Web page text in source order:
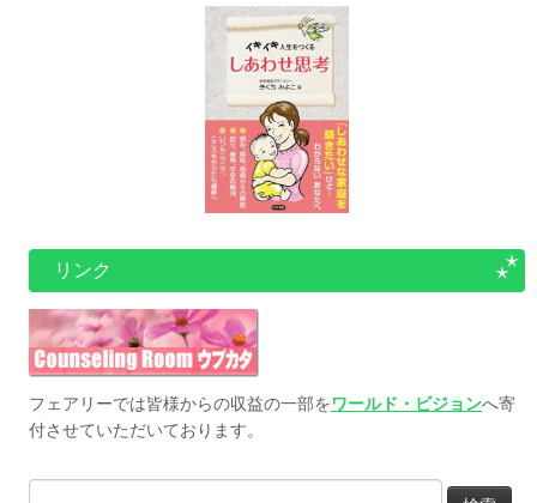
リンク
フェアリーでは皆様からの収益の一部をワールド・ビジョンへ寄
付させていただいております。
検